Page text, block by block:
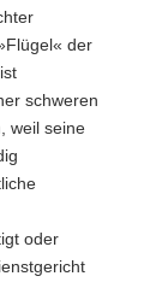
der
schweren
weil seine
oder